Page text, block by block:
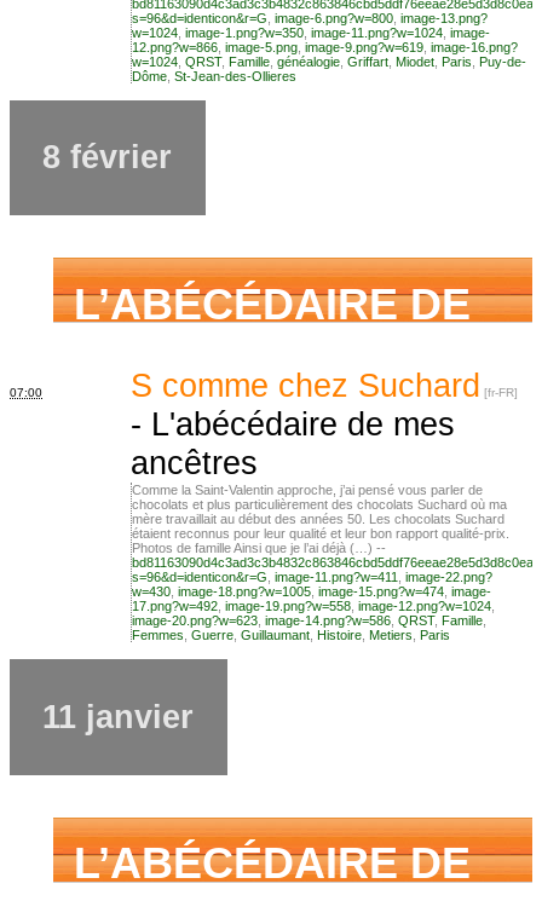
famille mais n’ai
jamais osé
demander
s=96&d=identicon&r=G image-6.png?w=800 image-13.png?
w=1024 image-1.png?w=350 image-11.png?w=1024 image-
12.png?w=866 image-5.png image-9.png?w=619 image-16.png?
w=1024 QRST, Famille généalogie Griffart Miodet Paris
Puy-de-
Dôme St-Jean-des-Ollieres
8 février
L’ABÉCÉDAIRE DE
MES ANCÊTRES –
Tout ce que j’aurais
aimé savoir sur ma
famille mais n’ai
jamais osé
demander
07:00
S comme chez Suchard
- L'abécédaire de mes
ancêtres
Comme la Saint-Valentin approche, j’ai pensé vous parler de
chocolats et plus particulièrement des chocolats Suchard où ma
mère travaillait au début des années 50. Les chocolats Suchard
étaient reconnus pour leur qualité et leur bon rapport qualité-prix.
Photos de famille Ainsi que je l’ai déjà (…) --
s=96&d=identicon&r=G, image-11.png?w=411, image-22.png?
w=430, image-18.png?w=1005, image-15.png?w=474, image-
17.png?w=492, image-19.png?w=558, image-12.png?w=1024,
image-20.png?w=623, image-14.png?w=586, QRST, Famille,
Femmes, Guerre, Guillaumant, Histoire, Metiers, Paris
11 janvier
L’ABÉCÉDAIRE DE